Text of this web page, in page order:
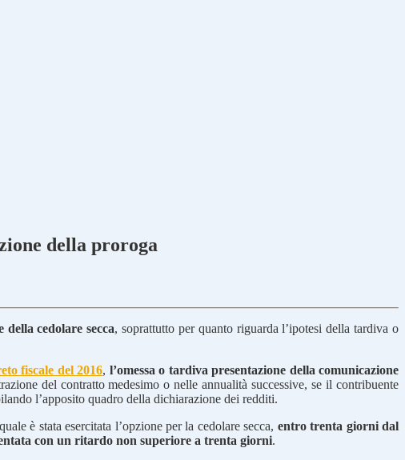
della proroga
della cedolare secca, soprattutto per quanto riguarda l’ipotesi della tardiva o
fiscale del 2016, l’omessa o tardiva presentazione della comunicazione
del contratto medesimo o nelle annualità successive, se il contribuente
l’apposito quadro della dichiarazione dei redditi.
è stata esercitata l’opzione per la cedolare secca, entro trenta giorni dal
con un ritardo non superiore a trenta giorni.